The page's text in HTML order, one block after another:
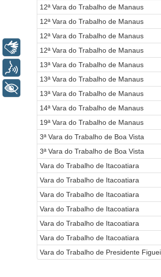
12ª Vara do Trabalho de Manaus
12ª Vara do Trabalho de Manaus
12ª Vara do Trabalho de Manaus
12ª Vara do Trabalho de Manaus
13ª Vara do Trabalho de Manaus
13ª Vara do Trabalho de Manaus
13ª Vara do Trabalho de Manaus
14ª Vara do Trabalho de Manaus
19ª Vara do Trabalho de Manaus
3ª Vara do Trabalho de Boa Vista
3ª Vara do Trabalho de Boa Vista
Vara do Trabalho de Itacoatiara
Vara do Trabalho de Itacoatiara
Vara do Trabalho de Itacoatiara
Vara do Trabalho de Itacoatiara
Vara do Trabalho de Itacoatiara
Vara do Trabalho de Itacoatiara
Vara do Trabalho de Presidente
Libras
Voz
+ Acessibilidade